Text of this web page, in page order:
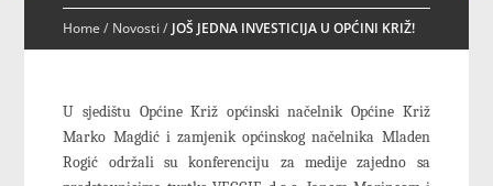
Home/ Novosti/ JOŠ JEDNA INVESTICIJA U OPĆINI KRIŽ!
U sjedištu Općine Križ općinski načelnik Općine Križ
Marko Magdić i zamjenik općinskog načelnika Mladen
Rogić održali su konferenciju za medije zajedno sa